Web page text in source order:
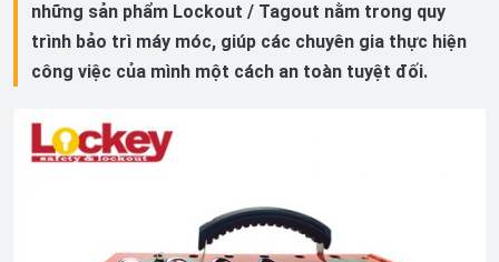
những sản phẩm Lockout / Tagout nằm trong quy
trình bảo trì máy móc, giúp các chuyên gia thực hiện
công việc của mình một cách an toàn tuyệt đối.